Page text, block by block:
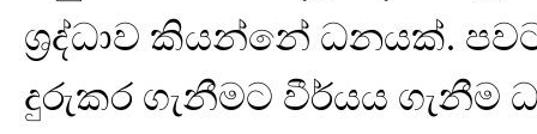
ශ්‍රද්ධාව කියන්නේ ධනයක්.
දුරුකර ගැනීමට වීර්යය